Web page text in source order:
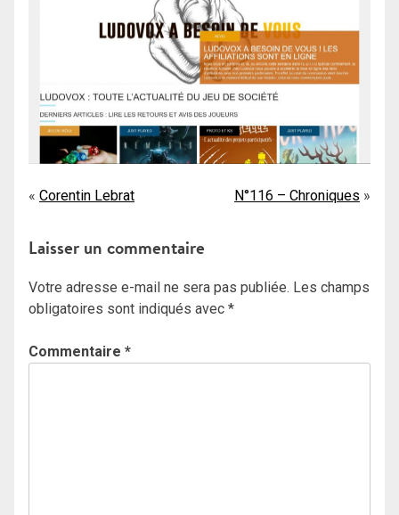
Navigation
l’article
Corentin Lebrat N°116 – Chroniques
Laisser un commentaire
Votre adresse e-mail ne sera pas publiée. Les champs
obligatoires sont indiqués avec *
Commentaire *